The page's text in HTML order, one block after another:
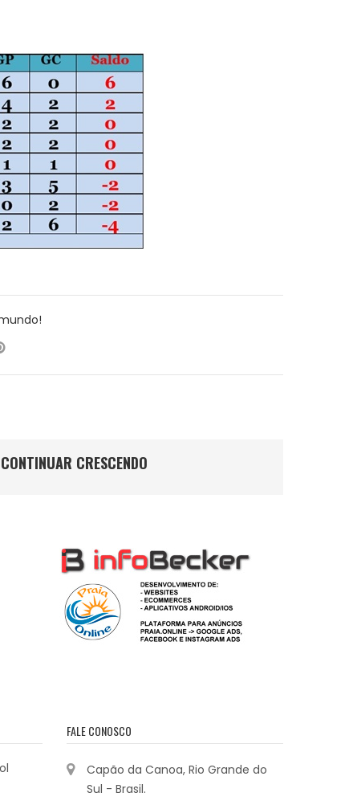
CONTINUAR CRESCENDO
FALE CONOSCO
Capão da Canoa, Rio Grande do
Sul - Brasil.